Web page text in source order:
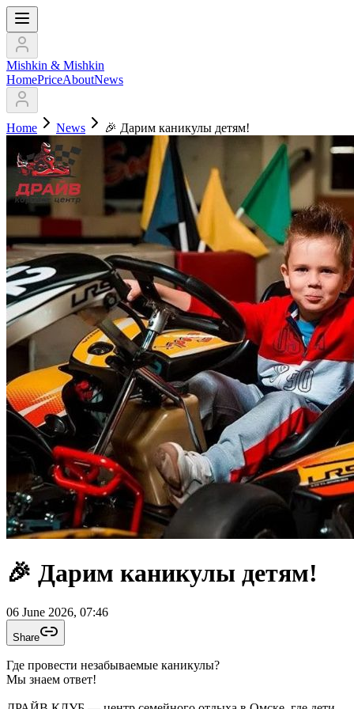
Mishkin & Mishkin
HomePriceAboutNews
Home News 🎉 Дарим каникулы детям!
🎉 Дарим каникулы детям!
06 June 2026, 07:46
Share
Где провести незабываемые каникулы?
Мы знаем ответ!